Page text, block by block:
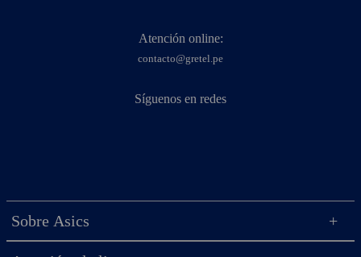
Atención online:
contacto@gretel.pe
Síguenos en redes
Sobre Asics